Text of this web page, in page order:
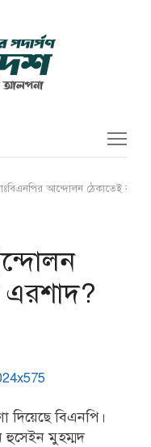
আন্দোলন ঠেকাতেই
এরশাদ?
বিএনপি।
হুসেইন মুহম্মদ